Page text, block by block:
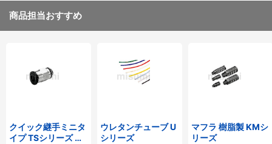
商品担当おすすめ
クイック継手ミニタ
イプ TSシリーズ ス
ウレタンチューブ U
シリーズ
マフラ 樹脂製 KMシ
リーズ